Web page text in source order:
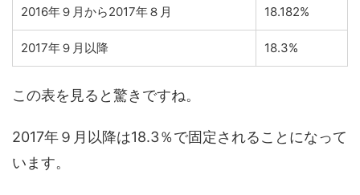
2016年９月から2017年８月 18.182%
2017年９月以降 18.3%
この表を見ると驚きですね。
2017年９月以降は18.3％で固定されることになって
います。